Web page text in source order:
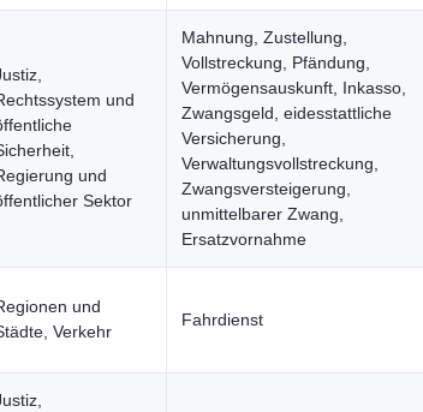
und
und
Sektor
Mahnung, Zustellung,
Vollstreckung, Pfändung,
Vermögensauskunft, Inkasso,
Zwangsgeld, eidesstattliche
Versicherung,
Verwaltungsvollstreckung,
Zwangsversteigerung,
unmittelbarer Zwang,
Ersatzvornahme
und
Verkehr
Fahrdienst